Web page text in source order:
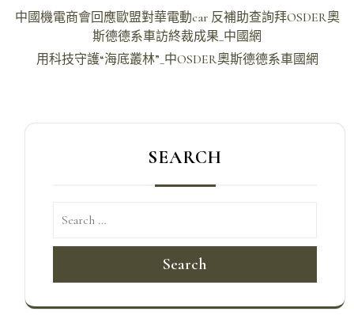
文
中國機電商會回應歐盟對華電動car 反補助查詢拜OSDER奧
斯德德系車訪終裁成果_中國網
用科技守護“海底叢林”_中OSDER奧斯德德系車國網
SEARCH
Search